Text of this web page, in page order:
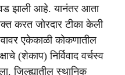
झाली आहे. यानंतर आता
करत जोरदार टीका केली
एकेकाळी कोकणातील
(शेकाप) निर्विवाद वर्चस्व
जिल्ह्यातील स्थानिक